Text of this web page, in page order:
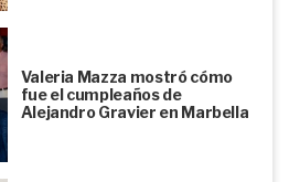
Valeria Mazza mostró cómo
fue el cumpleaños de
Alejandro Gravier en Marbella